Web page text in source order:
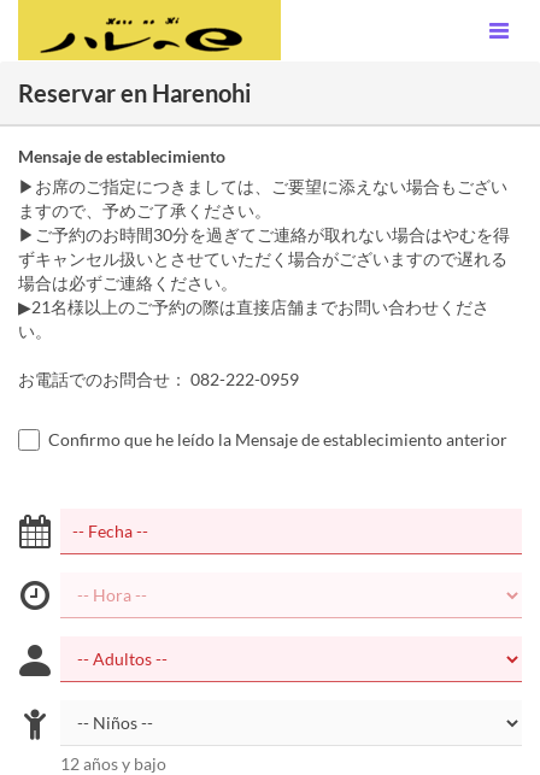
Reservar en Harenohi
Mensaje de establecimiento
▶お席のご指定につきましては、ご要望に添えない場合もござい
ますので、予めご了承ください。
▶ご予約のお時間30分を過ぎてご連絡が取れない場合はやむを得
ずキャンセル扱いとさせていただく場合がございますので遅れる
場合は必ずご連絡ください。
▶21名様以上のご予約の際は直接店舗までお問い合わせくださ
い。
お電話でのお問合せ： 082-222-0959
Confirmo que he leído la Mensaje de establecimiento anterior
12 años y bajo